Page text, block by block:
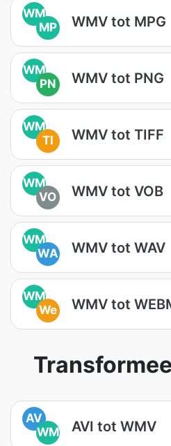
WM
MP
WMV tot MPG
WM
PN
WMV tot PNG
WM
TI
WMV tot TIFF
WM
VO
WMV tot VOB
WM
WA
WMV tot WAV
WM
We
WMV tot
AV
WM
AVI tot WMV